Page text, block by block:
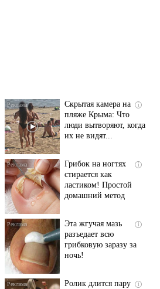
i
Скрытая камера на
пляже Крыма: Что
люди вытворяют, когда
их не видят...
i
Грибок на ногтях
стирается как
ластиком! Простой
домашний метод
i
Эта жгучая мазь
разъедает всю
грибковую заразу за
ночь!
i
Ролик длится пару